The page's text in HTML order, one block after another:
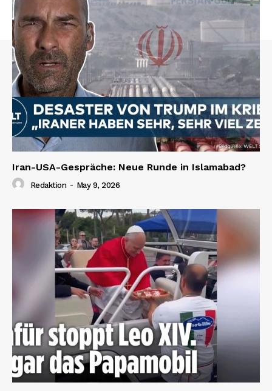
Iran-USA-Gespräche: Neue Runde in Islamabad?
Redaktion - May 9, 2026